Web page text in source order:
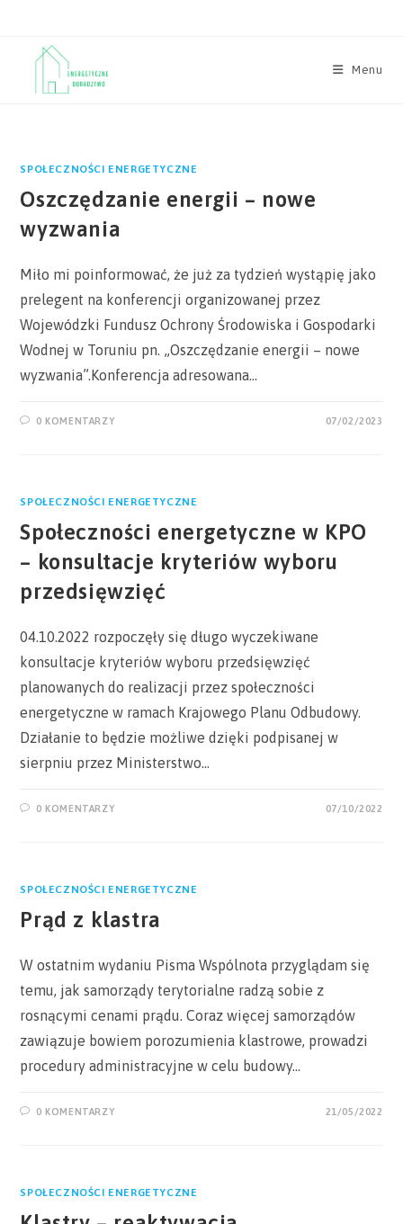
content
Menu
SPOŁECZNOŚCI ENERGETYCZNE
Oszczędzanie energii – nowe
wyzwania
Miło mi poinformować, że już za tydzień wystąpię jako
prelegent na konferencji organizowanej przez
Wojewódzki Fundusz Ochrony Środowiska i Gospodarki
Wodnej w Toruniu pn. „Oszczędzanie energii – nowe
wyzwania”.Konferencja adresowana…
0 KOMENTARZY 07/02/2023
SPOŁECZNOŚCI ENERGETYCZNE
Społeczności energetyczne w KPO
– konsultacje kryteriów wyboru
przedsięwzięć
04.10.2022 rozpoczęły się długo wyczekiwane
konsultacje kryteriów wyboru przedsięwzięć
planowanych do realizacji przez społeczności
energetyczne w ramach Krajowego Planu Odbudowy.
Działanie to będzie możliwe dzięki podpisanej w
sierpniu przez Ministerstwo…
0 KOMENTARZY 07/10/2022
SPOŁECZNOŚCI ENERGETYCZNE
Prąd z klastra
W ostatnim wydaniu Pisma Wspólnota przyglądam się
temu, jak samorządy terytorialne radzą sobie z
rosnącymi cenami prądu. Coraz więcej samorządów
zawiązuje bowiem porozumienia klastrowe, prowadzi
procedury administracyjne w celu budowy…
0 KOMENTARZY 21/05/2022
SPOŁECZNOŚCI ENERGETYCZNE